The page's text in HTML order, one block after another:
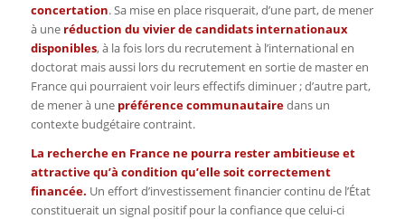
concertation. Sa mise en place risquerait, d’une part, de mener
à une réduction du vivier de candidats internationaux
disponibles, à la fois lors du recrutement à l’international en
doctorat mais aussi lors du recrutement en sortie de master en
France qui pourraient voir leurs effectifs diminuer ; d’autre part,
de mener à une préférence communautairedans un
contexte budgétaire contraint.
La recherche en France ne pourra rester ambitieuse et
attractive qu’à condition qu’elle soit correctement
financée. Un effort d’investissement financier continu de l’État
constituerait un signal positif pour la confiance que celui-ci